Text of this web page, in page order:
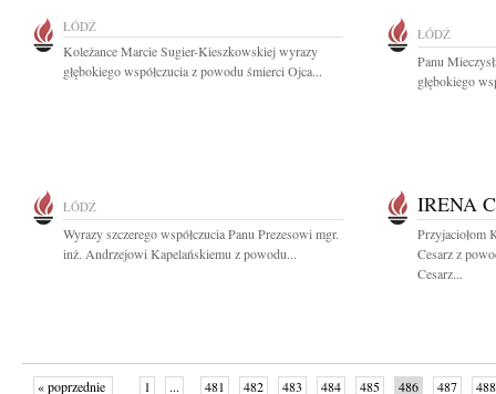
ŁÓDŹ
Koleżance Marcie Sugier-Kieszkowskiej wyrazy
głębokiego współczucia z powodu śmierci Ojca...
ŁÓDŹ
Panu
głębokiego
ŁÓDŹ
Wyrazy szczerego współczucia Panu Prezesowi mgr.
inż. Andrzejowi Kapelańskiemu z powodu...
IRENA
Przyjaciołom
Cesarz z
Cesarz...
« poprzednie 1 ... 481 482 483 484 485 486 487 488